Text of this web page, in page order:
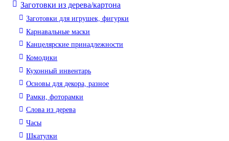
Заготовки из дерева/картона
Заготовки для игрушек, фигурки
Карнавальные маски
Канцелярские принадлежности
Комодики
Кухонный инвентарь
Основы для декора, разное
Рамки, фоторамки
Слова из дерева
Часы
Шкатулки